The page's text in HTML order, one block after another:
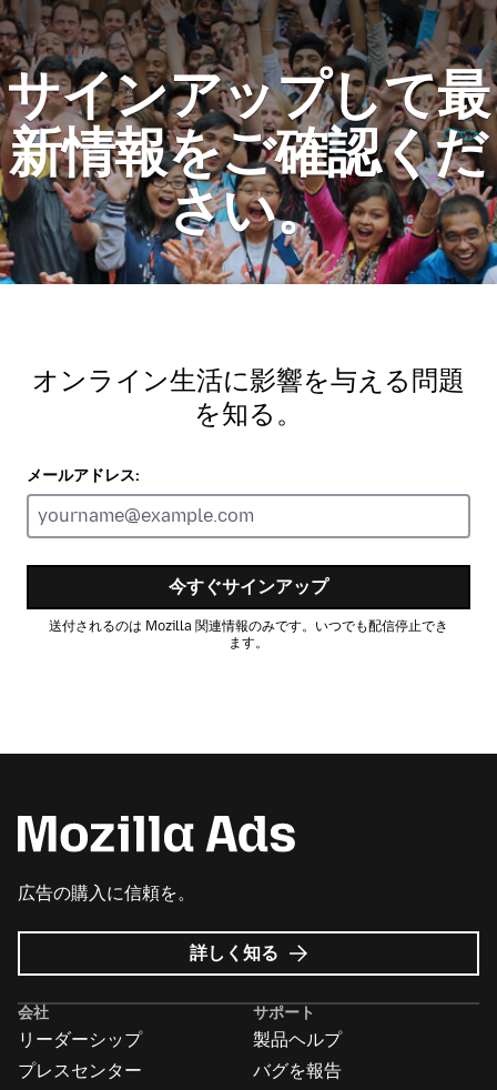
サインアップして最
新情報をご確認くだ
さい。
オンライン生活に影響を与える問題
を知る。
メールアドレス:
今すぐサインアップ
送付されるのは Mozilla 関連情報のみです。いつでも配信停止でき
ます。
広告の購入に信頼を。
Mozilla
広
詳しく知る
会社
リーダーシップ
プレスセンター
サポート
製品ヘルプ
バグを報告